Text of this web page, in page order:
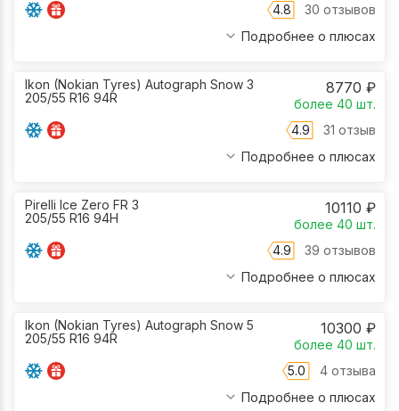
4.8
30 отзывов
Подробнее о плюсах
Ikon (Nokian Tyres) Autograph Snow 3
205/55 R16 94R
8770 ₽
более 40 шт.
4.9
31 отзыв
Подробнее о плюсах
Pirelli Ice Zero FR 3
205/55 R16 94H
10110 ₽
более 40 шт.
4.9
39 отзывов
Подробнее о плюсах
Ikon (Nokian Tyres) Autograph Snow 5
205/55 R16 94R
10300 ₽
более 40 шт.
5.0
4 отзыва
Подробнее о плюсах